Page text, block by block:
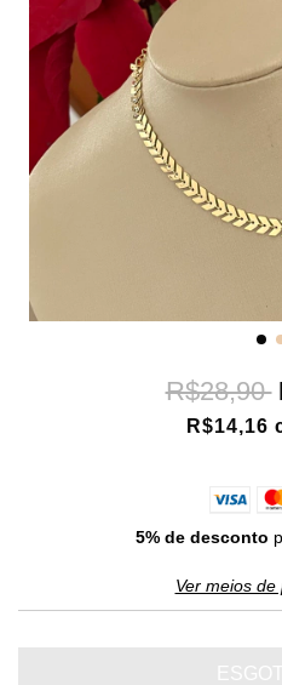
R$28,90
R$14,16
5% de desconto
Ver meios